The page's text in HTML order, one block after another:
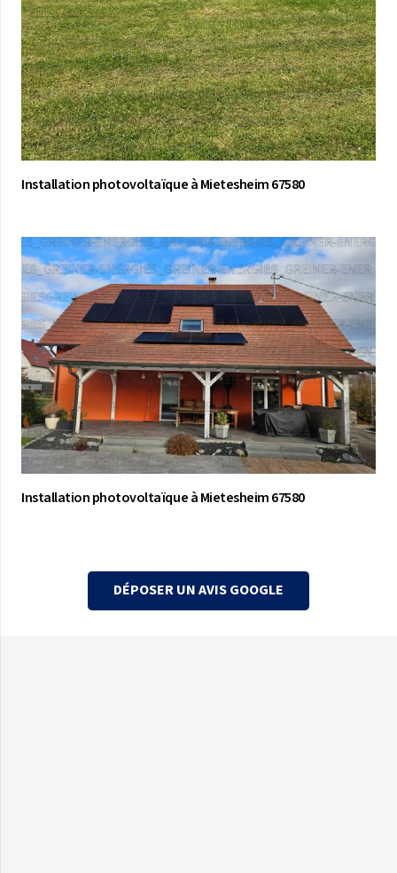
Installation photovoltaïque à Mietesheim 67580
Installation photovoltaïque à Mietesheim 67580
DÉPOSER UN AVIS GOOGLE